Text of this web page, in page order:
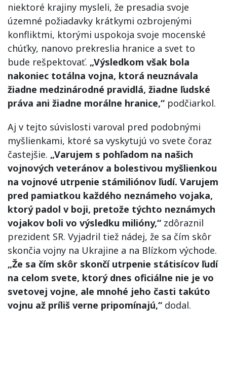
niektoré krajiny mysleli, že presadia svoje
územné požiadavky krátkymi ozbrojenými
konfliktmi, ktorými uspokoja svoje mocenské
chúťky, nanovo prekreslia hranice a svet to
bude rešpektovať. „Výsledkom však bola
nakoniec totálna vojna, ktorá neuznávala
žiadne medzinárodné pravidlá, žiadne ľudské
práva ani žiadne morálne hranice,“ podčiarkol.
Aj v tejto súvislosti varoval pred podobnými
myšlienkami, ktoré sa vyskytujú vo svete čoraz
častejšie. „Varujem s pohľadom na našich
vojnových veteránov a bolestivou myšlienkou
na vojnové utrpenie stámiliónov ľudí. Varujem
pred pamiatkou každého neznámeho vojaka,
ktorý padol v boji, pretože týchto neznámych
vojakov boli vo výsledku milióny,“ zdôraznil
prezident SR. Vyjadril tiež nádej, že sa čím skôr
skončia vojny na Ukrajine a na Blízkom východe.
„Že sa čím skôr skončí utrpenie státisícov ľudí
na celom svete, ktorý dnes oficiálne nie je vo
svetovej vojne, ale mnohé jeho časti takúto
vojnu až príliš verne pripomínajú,“ dodal.